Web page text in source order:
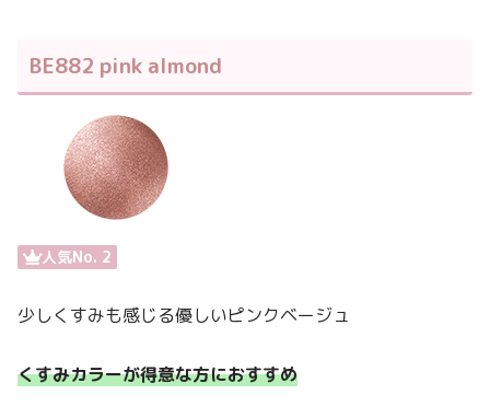
BE882 pink almond
人気No. 2
少しくすみも感じる優しいピンクベージュ
くすみカラーが得意な方におすすめ